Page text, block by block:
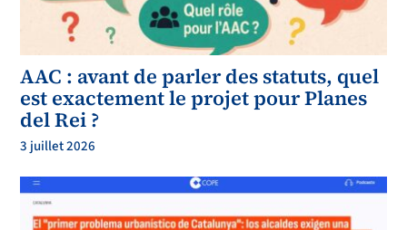
AAC : avant de parler des statuts, quel
est exactement le projet pour Planes
del Rei ?
3 juillet 2026